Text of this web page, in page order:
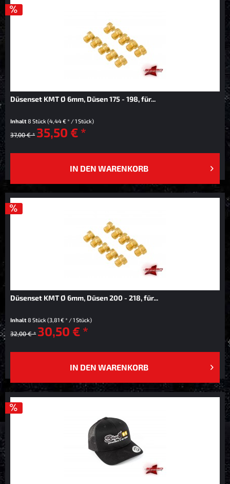
Düsenset KMT Ø 6mm, Düsen 175 - 198, für...
Inhalt8 Stück(4,44 € * / 1 Stück)
37,00 € * 35,50 € *
IN DEN WARENKORB
Düsenset KMT Ø 6mm, Düsen 200 - 218, für...
Inhalt8 Stück(3,81 € * / 1 Stück)
32,00 € * 30,50 € *
IN DEN WARENKORB